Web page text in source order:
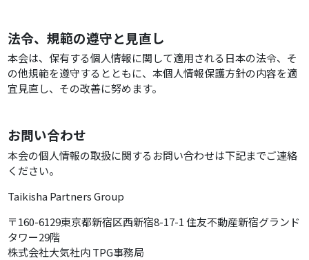
法令、規範の遵守と見直し
本会は、保有する個人情報に関して適用される日本の法令、そ
の他規範を遵守するとともに、本個人情報保護方針の内容を適
宜見直し、その改善に努めます。
お問い合わせ
本会の個人情報の取扱に関するお問い合わせは下記までご連絡
ください。
Taikisha Partners Group
〒160-6129東京都新宿区西新宿8-17-1 住友不動産新宿グランド
タワー29階
株式会社大気社内 TPG事務局